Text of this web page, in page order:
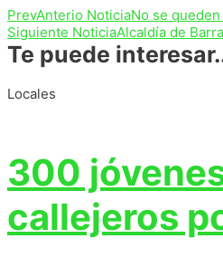
PrevAnterio NoticiaNo se
Siguiente NoticiaAlcaldía de
Te puede
Locales
300
callejeros